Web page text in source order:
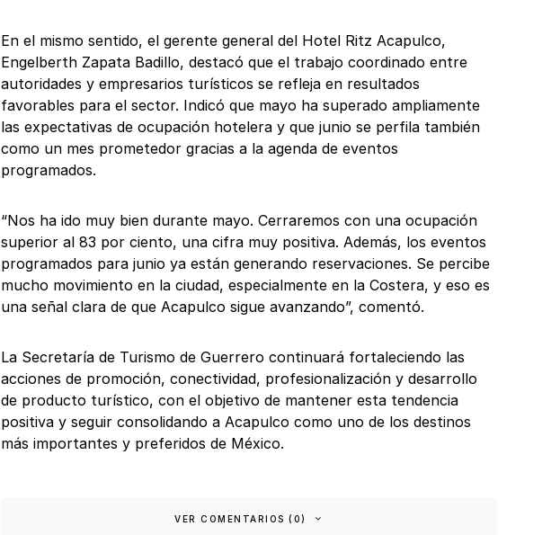
En el mismo sentido, el gerente general del Hotel Ritz Acapulco,
Engelberth Zapata Badillo, destacó que el trabajo coordinado entre
autoridades y empresarios turísticos se refleja en resultados
favorables para el sector. Indicó que mayo ha superado ampliamente
las expectativas de ocupación hotelera y que junio se perfila también
como un mes prometedor gracias a la agenda de eventos
programados.
“Nos ha ido muy bien durante mayo. Cerraremos con una ocupación
superior al 83 por ciento, una cifra muy positiva. Además, los eventos
programados para junio ya están generando reservaciones. Se percibe
mucho movimiento en la ciudad, especialmente en la Costera, y eso es
una señal clara de que Acapulco sigue avanzando”, comentó.
La Secretaría de Turismo de Guerrero continuará fortaleciendo las
acciones de promoción, conectividad, profesionalización y desarrollo
de producto turístico, con el objetivo de mantener esta tendencia
positiva y seguir consolidando a Acapulco como uno de los destinos
más importantes y preferidos de México.
VER COMENTARIOS (0)